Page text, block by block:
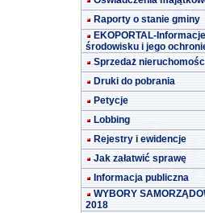
Raporty o stanie gminy
EKOPORTAL-
środowisku i jego
Sprzedaż
Druki do pobrania
Petycje
Lobbing
Rejestry i ewidencje
Jak załatwić sprawę
Informacja publiczna
WYBORY
2018